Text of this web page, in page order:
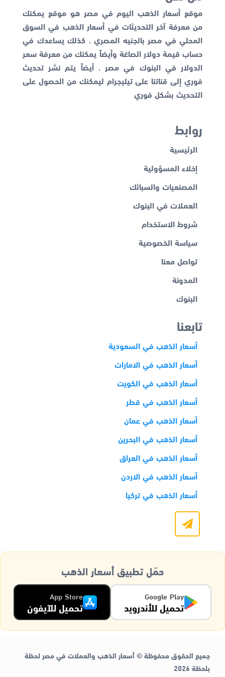
موقع أسعار الذهب اليوم في مصر هو موقع يمكنك
من معرفة آخر التحديثات في أسعار الذهب في السوق
المحلي في مصر بالجنيه المصري . كذلك يساعدك في
حساب قيمة دولار الصاغة وأيضاً يمكنك من معرفة سعر
الدولار في البنوك في مصر . أيضاً يتم نشر تحديث
فوري إلى قناتنا على تيليجرام ليمكنك من الحصول على
التحديث بشكل فوري
روابط
الرئيسية
إخلاء المسؤولية
المصنعيات والسبائك
العملات في البنوك
شروط الاستخدام
سياسة الخصوصية
تواصل معنا
المدونة
البنوك
تابعنا
أسعار الذهب في السعودية
أسعار الذهب في الامارات
أسعار الذهب في الكويت
أسعار الذهب في قطر
أسعار الذهب في عمان
أسعار الذهب في البحرين
أسعار الذهب في العراق
أسعار الذهب في الاردن
أسعار الذهب في تركيا
حمّل تطبيق أسعار الذهب
Google Play
تحميل للأندرويد
App Store
تحميل للآيفون
جميع الحقوق محفوظة © أسعار الذهب والعملات في مصر لحظة
بلحظة 2026